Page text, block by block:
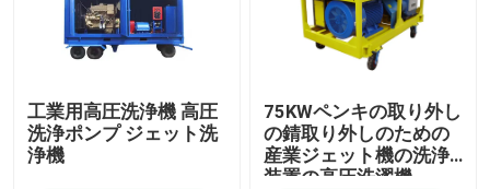
工業用高圧洗浄機 高圧
洗浄ポンプ ジェット洗
浄機
75KWペンキの取り外し
の錆取り外しのための
産業ジェット機の洗浄
装置の高圧洗濯機